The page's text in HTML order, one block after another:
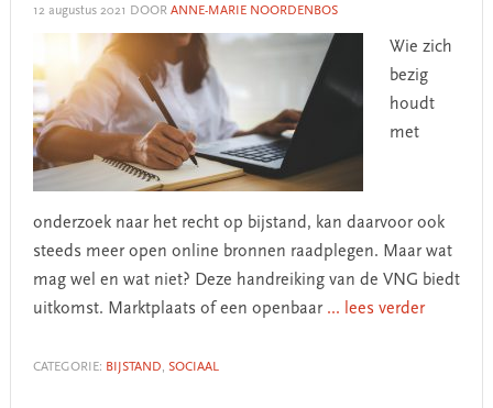
12 augustus 2021 DOOR ANNE-MARIE NOORDENBOS
Wie zich
bezig
houdt
met
onderzoek naar het recht op bijstand, kan daarvoor ook
steeds meer open online bronnen raadplegen. Maar wat
mag wel en wat niet? Deze handreiking van de VNG biedt
uitkomst. Marktplaats of een openbaar ... lees verder
CATEGORIE: BIJSTAND, SOCIAAL